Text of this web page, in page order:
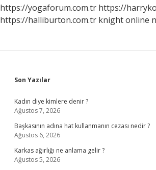
https://yogaforum.com.tr https://
https://halliburton.com.tr knight online
Sidebar
Son Yazılar
Kadın diye kimlere denir ?
Ağustos 7, 2026
Başkasının adına hat kullanmanın cezası nedir ?
Ağustos 6, 2026
Karkas ağırlığı ne anlama gelir ?
Ağustos 5, 2026